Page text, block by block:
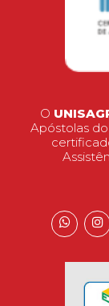
O
Apóstolas